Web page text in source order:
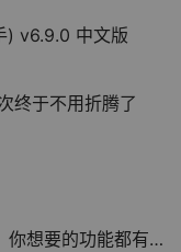
) v6.9.0 中文版
终于不用折腾了
想要的功能都有了